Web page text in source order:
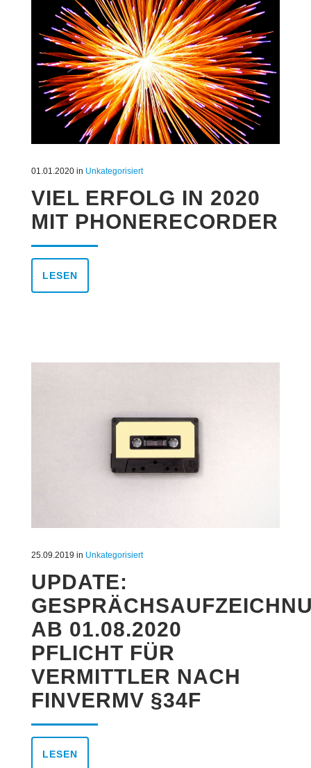
01.01.2020in Unkategorisiert
VIEL ERFOLG IN 2020
MIT PHONERECORDER
LESEN
25.09.2019 in Unkategorisiert
UPDATE:
AB 01.08.2020
PFLICHT FÜR
VERMITTLER NACH
FINVERMV §34F
LESEN